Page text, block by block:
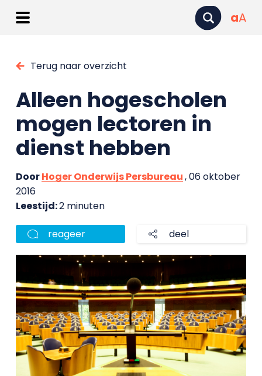
aA
Terug naar overzicht
Alleen hogescholen
mogen lectoren in
dienst hebben
DoorHoger Onderwijs Persbureau, 06 oktober
2016
Leestijd:2 minuten
reageer deel